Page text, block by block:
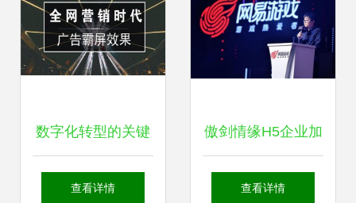
技术研发新篇章
数字化转型的关键
湖南加盟推广与网
查看详情
傲剑情缘H5企业加
盟 迈向财富自由的
查看详情